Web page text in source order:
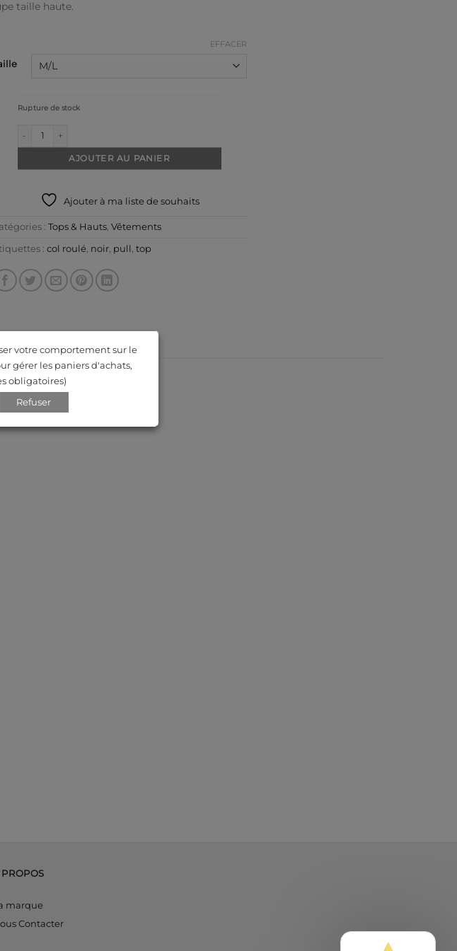
taille haute.
EFFACER
Rupture de stock
quantité de Pull col roulé noir
AJOUTER AU PANIER
Ajouter à ma liste de souhaits
: Tops & Hauts Vêtements
: col roulé noir pull top
selon vos envies.
marque
Contacter
votre comportement sur le
gérer les paniers d'achats,
obligatoires)
Refuser